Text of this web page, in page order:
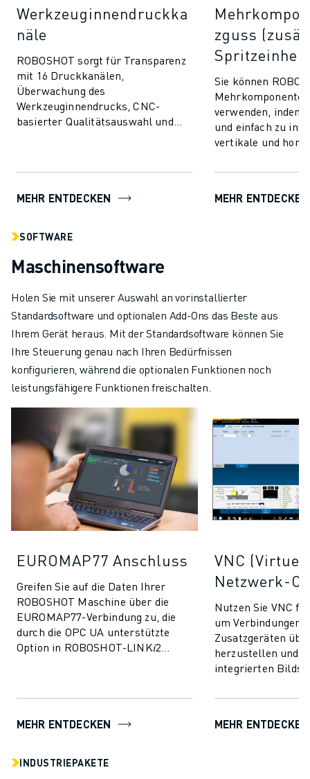
Werkzeuginnendruckka
näle
ROBOSHOT sorgt für Transparenz
mit 16 Druckkanälen,
Überwachung des
Werkzeuginnendrucks, CNC-
basierter Qualitätsauswahl und
MEHR ENTDECKEN
zguss
Sie können
verwenden, indem
und einfach zu
vertikale und
fortschrittliche
MEHR ENTDECKEN
SOFTWARE
Maschinensoftware
Holen Sie mit unserer Auswahl an vorinstallierter
Standardsoftware und optionalen Add-Ons das Beste aus
Ihrem Gerät heraus. Mit der Standardsoftware können Sie
Ihre Steuerung genau nach Ihren Bedürfnissen
konfigurieren, während die optionalen Funktionen noch
leistungsfähigere Funktionen freischalten.
EUROMAP77 Anschluss
Greifen Sie auf die Daten Ihrer
ROBOSHOT Maschine über die
EUROMAP77-Verbindung zu, die
durch die OPC UA unterstützte
Option in ROBOSHOT-LINK𝑖2
MEHR ENTDECKEN
VNC
Netzwerk-
Nutzen Sie VNC
um Verbindungen
Zusatzgeräten
herzustellen und
integrierten
zu erleichtern.
MEHR ENTDECKEN
INDUSTRIEPAKETE